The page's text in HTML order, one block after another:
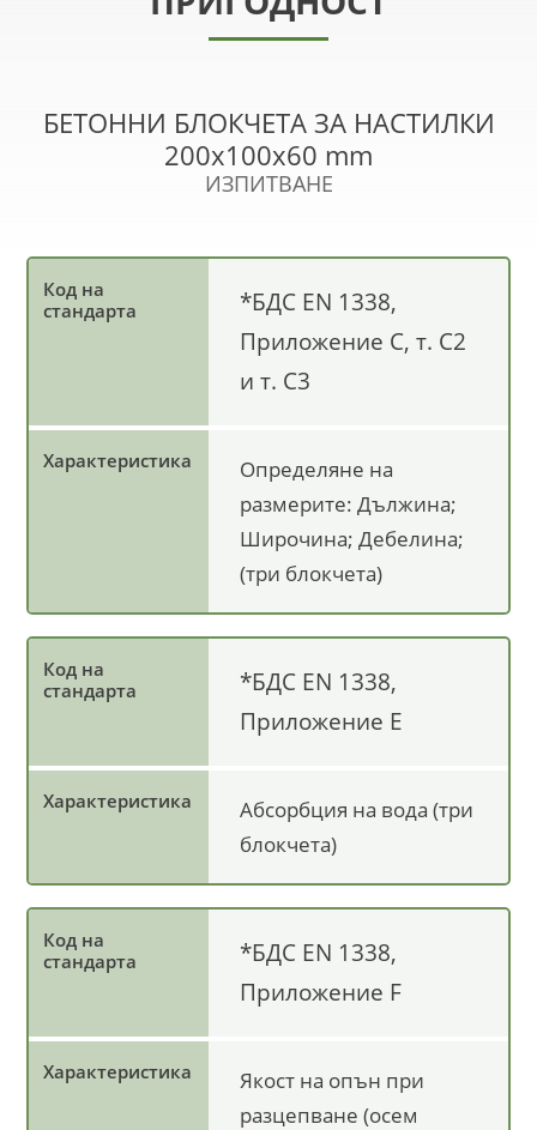
БЕТОННИ БЛОКЧЕТА ЗА НАСТИЛКИ
200x100x60 mm
ИЗПИТВАНЕ
*БДС EN 1338,
Приложение C, т. C2
и т. C3
Определяне на
размерите: Дължина;
Широчина; Дебелина;
(три блокчета)
*БДС EN 1338,
Приложение Е
Абсорбция на вода (три
блокчета)
*БДС EN 1338,
Приложение F
Якост на опън при
разцепване (осем